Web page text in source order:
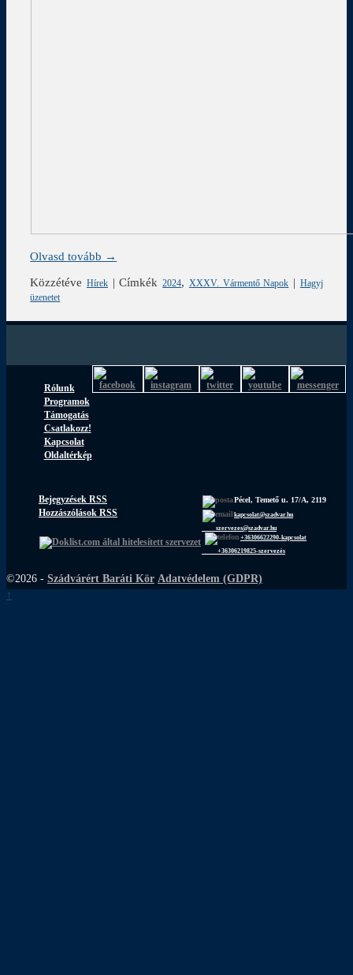
Olvasd tovább →
Közzétéve Hírek|Címkék 2024, XXXV. Vármentő Napok | Hagyj
üzenetet
Rólunk
Programok
Támogatás
Csatlakozz!
Kapcsolat
Oldaltérkép
Bejegyzések RSS
Hozzászólások RSS
Pécel, Temető u. 17/A, 2119
kapcsolat@szadvar.hu
szervezes@szadvar.hu
+36306622290-kapcsolat
+36306219825-szervezés
©2026 - Szádvárért Baráti Kör Adatvédelem (GDPR)
↑